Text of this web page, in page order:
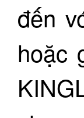
đến
hoặc